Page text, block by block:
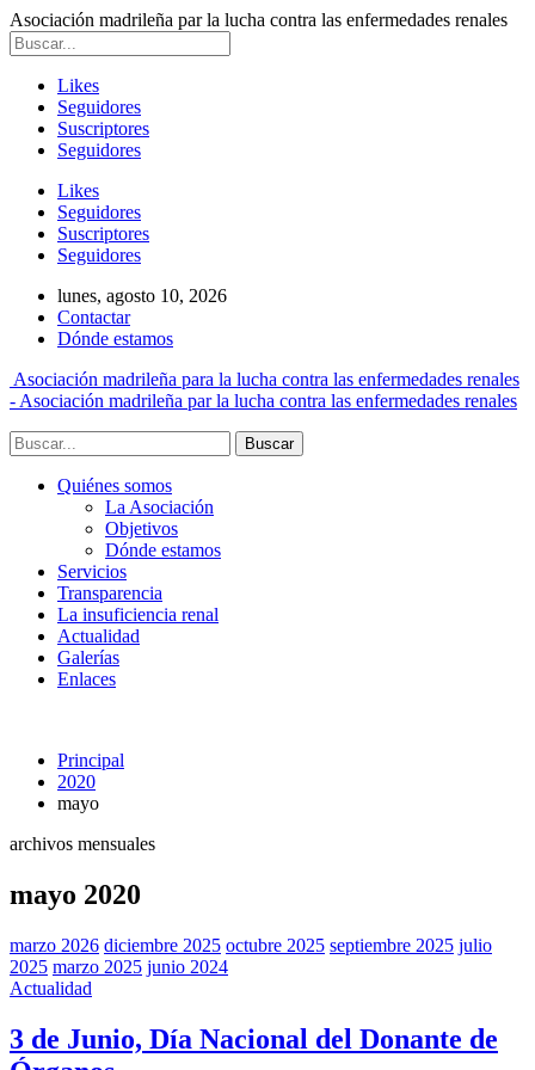
Asociación madrileña par la lucha contra las enfermedades renales
Likes
Seguidores
Suscriptores
Seguidores
Likes
Seguidores
Suscriptores
Seguidores
lunes, agosto 10, 2026
Contactar
Dónde estamos
Asociación madrileña para la lucha contra las enfermedades renales
- Asociación madrileña par la lucha contra las enfermedades renales
Quiénes somos
La Asociación
Objetivos
Dónde estamos
Servicios
Transparencia
La insuficiencia renal
Actualidad
Galerías
Enlaces
Principal
2020
mayo
archivos mensuales
mayo 2020
marzo 2026 diciembre 2025 octubre 2025 septiembre 2025 julio
2025 marzo 2025 junio 2024
Actualidad
3 de Junio, Día Nacional del Donante de